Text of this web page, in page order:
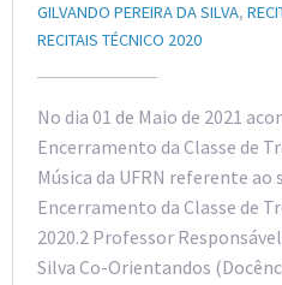
GILVANDO PEREIRA DA SILVA,
RECITAIS TÉCNICO 2020
No dia 01 de Maio de 2021
Encerramento da Classe de
Música da UFRN referente ao
Encerramento da Classe de
2020.2 Professor
Silva Co-Orientandos